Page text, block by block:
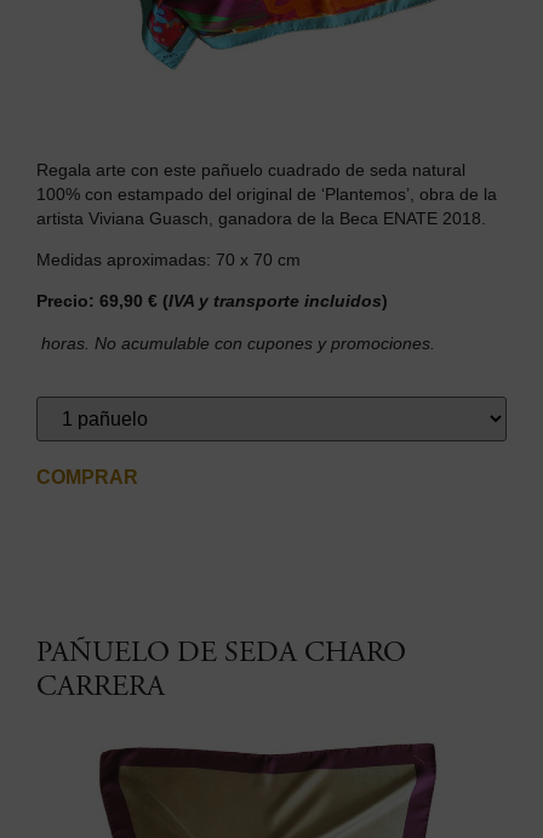
Regala arte con este pañuelo cuadrado de seda natural
100% con estampado del original de ‘Plantemos’, obra de la
artista Viviana Guasch, ganadora de la Beca ENATE 2018.
Medidas aproximadas: 70 x 70 cm
Precio: 69,90 € (IVA y transporte incluidos)
horas. No acumulable con cupones y promociones.
COMPRAR
PAÑUELO DE SEDA CHARO
CARRERA